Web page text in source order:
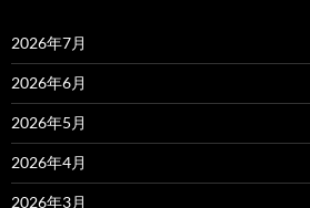
2026年7月
2026年6月
2026年5月
2026年4月
2026年3月